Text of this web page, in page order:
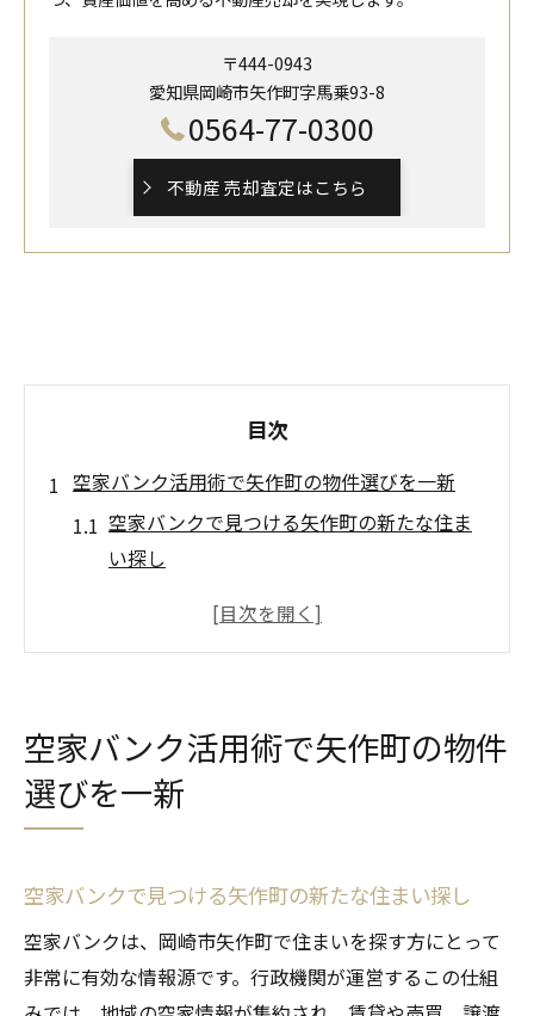
〒444-0943
愛知県岡崎市矢作町字馬乗93-8
0564-77-0300
不動産 売却査定はこちら
目次
空家バンク活用術で矢作町の物件選びを一新
空家バンクで見つける矢作町の新たな住ま
い探し
空家情報を活かした賢い物件選びのポイン
す方法
空家バンクで出会う掘り出し物件の見極め
空家を活かした資産形成のための実践ステ
ップ
矢作町の空家で始める長期的な資産運用術
空家バンク活用術で矢作町の物件
選びを一新
空家バンクで見つける矢作町の新たな住まい探し
空家バンクは、岡崎市矢作町で住まいを探す方にとって
非常に有効な情報源です。行政機関が運営するこの仕組